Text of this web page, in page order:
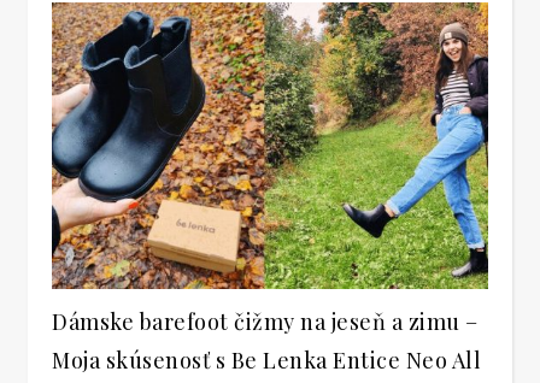
Dámske barefoot čižmy na jeseň a zimu –
Moja skúsenosť s Be Lenka Entice Neo All